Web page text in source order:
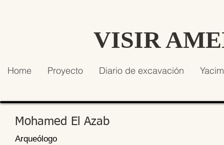
VISIR
Home Proyecto Diario de excavación
Mohamed El Azab
Arqueólogo